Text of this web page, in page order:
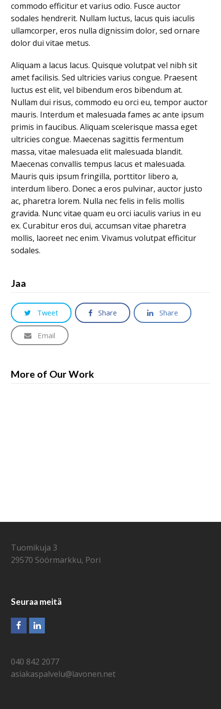
commodo efficitur et varius odio. Fusce auctor
sodales hendrerit. Nullam luctus, lacus quis iaculis
ullamcorper, eros nulla dignissim dolor, sed ornare
dolor dui vitae metus.
Aliquam a lacus lacus. Quisque volutpat vel nibh sit
amet facilisis. Sed ultricies varius congue. Praesent
luctus est elit, vel bibendum eros bibendum at.
Nullam dui risus, commodo eu orci eu, tempor auctor
mauris. Interdum et malesuada fames ac ante ipsum
primis in faucibus. Aliquam scelerisque massa eget
ultricies congue. Maecenas sagittis fermentum
massa, vitae malesuada elit malesuada blandit.
Maecenas convallis tempus lacus et malesuada.
Mauris quis ipsum fringilla, porttitor libero a,
interdum libero. Donec a eros pulvinar, auctor justo
ac, pharetra lorem. Nulla nec felis in felis mollis
gravida. Nunc vitae quam eu orci iaculis varius in eu
ex. Curabitur eros dui, accumsan vitae pharetra
mollis, laoreet nec enim. Vivamus volutpat efficitur
sodales.
Jaa
Tweet Share Share
Email
More of Our Work
Tuomikuja 3
29570 Söörmarkku, Pori
Seuraa meitä
FacebookLinkedIn
040 842 2077
asiakaspalvelu@lavonen.net